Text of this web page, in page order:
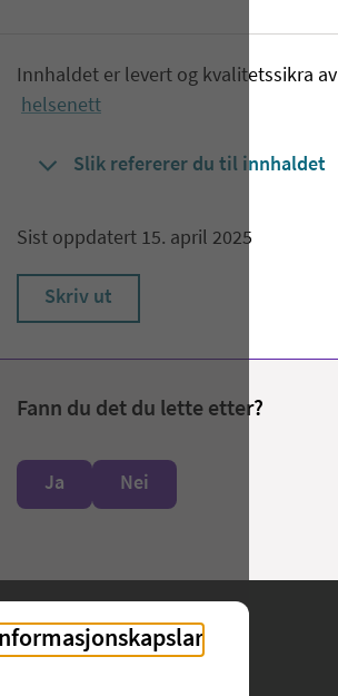
Innhaldet er levert og kvalitetssikra av
helsenett
Slik refererer du til innhaldet
Sist oppdatert 15. april 2025
Skriv ut
Fann du det du lette etter?
Ja Nei